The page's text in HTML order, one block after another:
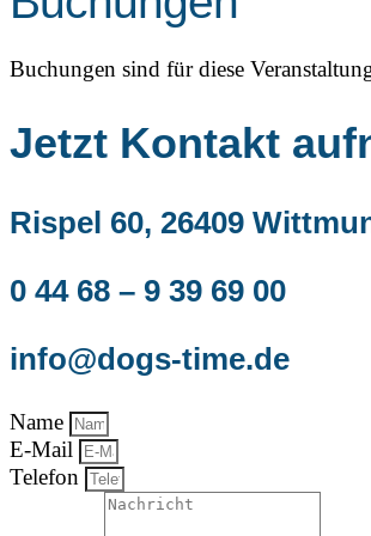
Buchungen sind für diese
Jetzt Kontakt
Rispel 60, 26409
0 44 68 – 9 39 69 00
info@dogs-time.de
Name
E-Mail
Telefon